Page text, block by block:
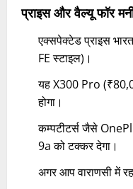
प्राइस और वैल्यू फॉर
एक्सपेक्टेड प्राइस
FE स्टाइल)।
यह X300 Pro
होगा।
कम्पटीटर्स जैसे
9a को टक्कर देगा।
अगर आप वाराणसी में